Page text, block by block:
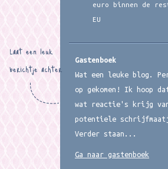
euro binnen de
EU
Gastenboek
Wat een leuke blog.
op gekomen! Ik hoop
wat reactie's krijg
potentiele
Verder staan...
Laat een leuk
berichtje achter
Ga naar gastenboek